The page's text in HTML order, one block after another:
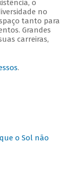
o
no
tanto para
Grandes
carreiras,
.
o Sol não